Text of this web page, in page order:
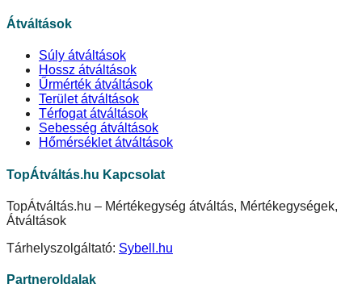
Átváltások
Súly átváltások
Hossz átváltások
Űrmérték átváltások
Terület átváltások
Térfogat átváltások
Sebesség átváltások
Hőmérséklet átváltások
TopÁtváltás.hu Kapcsolat
TopÁtváltás.hu – Mértékegység átváltás, Mértékegységek,
Átváltások
Tárhelyszolgáltató: Sybell.hu
Partneroldalak